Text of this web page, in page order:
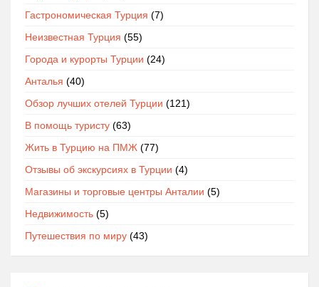
Гастрономическая Турция (7)
Неизвестная Турция (55)
Города и курорты Турции (24)
Анталья (40)
Обзор лучших отелей Турции (121)
В помощь туристу (63)
Жить в Турцию на ПМЖ (77)
Отзывы об экскурсиях в Турции (4)
Магазины и торговые центры Анталии (5)
Недвижимость (5)
Путешествия по миру (43)